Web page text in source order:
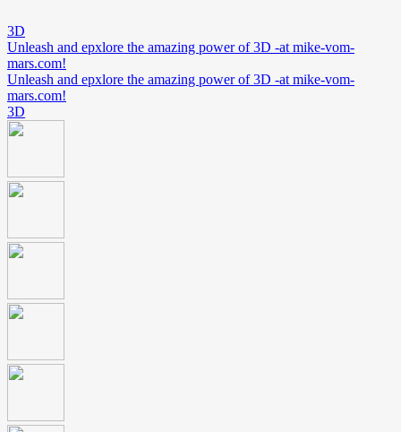
3D
Unleash and epxlore the amazing power of 3D -at mike-vom-
mars.com!
Unleash and epxlore the amazing power of 3D -at mike-vom-
mars.com!
3D